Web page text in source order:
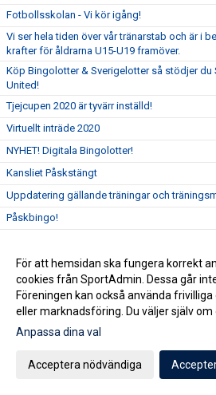
Fotbollsskolan - Vi kör igång!
Vi ser hela tiden över vår tränarstab och är i
krafter för åldrarna U15-U19 framöver.
Köp Bingolotter & Sverigelotter så stödjer
United!
Tjejcupen 2020 är tyvärr inställd!
Virtuellt inträde 2020
NYHET! Digitala Bingolotter!
Kansliet Påskstängt
Uppdatering gällande träningar och
Påskbingo!
Samtliga matcher ställs in tills vidare
Uppdatering gällande aktiviter på
hänsyn till covid19
Staffansvallen stängs ner tills vidare!
Nu anlitar vi en konsult för att optimera
Vårens domarkurser
För att hemsidan ska fungera korrekt
cookies från SportAdmin. Dessa går
Föreningen kan också använda
eller marknadsföring. Du väljer själv om
Anpassa dina val
Acceptera nödvändiga